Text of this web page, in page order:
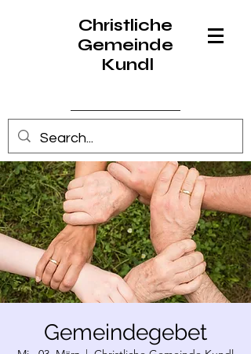
Christliche
Gemeinde
Kundl
Anmelden
Gemeindegebet